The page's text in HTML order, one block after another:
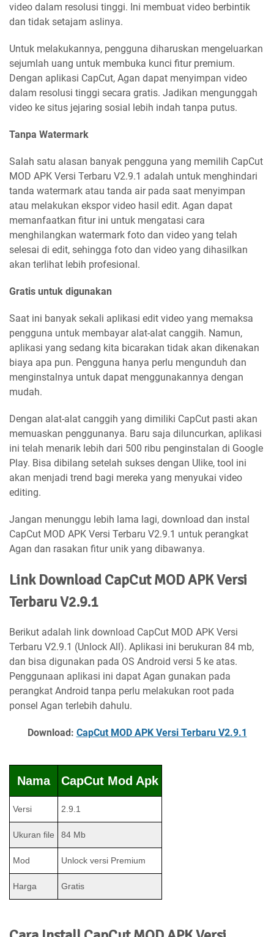
video dalam resolusi tinggi. Ini membuat video berbintik
dan tidak setajam aslinya.
Untuk melakukannya, pengguna diharuskan mengeluarkan
sejumlah uang untuk membuka kunci fitur premium.
Dengan aplikasi CapCut, Agan dapat menyimpan video
dalam resolusi tinggi secara gratis. Jadikan mengunggah
video ke situs jejaring sosial lebih indah tanpa putus.
Tanpa Watermark
Salah satu alasan banyak pengguna yang memilih CapCut
MOD APK Versi Terbaru V2.9.1 adalah untuk menghindari
tanda watermark atau tanda air pada saat menyimpan
atau melakukan ekspor video hasil edit. Agan dapat
memanfaatkan fitur ini untuk mengatasi cara
menghilangkan watermark foto dan video yang telah
selesai di edit, sehingga foto dan video yang dihasilkan
akan terlihat lebih profesional.
Gratis untuk digunakan
Saat ini banyak sekali aplikasi edit video yang memaksa
pengguna untuk membayar alat-alat canggih. Namun,
aplikasi yang sedang kita bicarakan tidak akan dikenakan
biaya apa pun. Pengguna hanya perlu mengunduh dan
menginstalnya untuk dapat menggunakannya dengan
mudah.
Dengan alat-alat canggih yang dimiliki CapCut pasti akan
memuaskan penggunanya. Baru saja diluncurkan, aplikasi
ini telah menarik lebih dari 500 ribu penginstalan di Google
Play. Bisa dibilang setelah sukses dengan Ulike, tool ini
akan menjadi trend bagi mereka yang menyukai video
editing.
Jangan menunggu lebih lama lagi, download dan instal
CapCut MOD APK Versi Terbaru V2.9.1 untuk perangkat
Agan dan rasakan fitur unik yang dibawanya.
Link Download CapCut MOD APK Versi
Terbaru V2.9.1
Berikut adalah link download CapCut MOD APK Versi
Terbaru V2.9.1 (Unlock All). Aplikasi ini berukuran 84 mb,
dan bisa digunakan pada OS Android versi 5 ke atas.
Penggunaan aplikasi ini dapat Agan gunakan pada
perangkat Android tanpa perlu melakukan root pada
ponsel Agan terlebih dahulu.
Download: CapCut MOD APK Versi Terbaru V2.9.1
Nama CapCut Mod Apk
Versi 2.9.1
Ukuran file 84 Mb
Mod Unlock versi Premium
Harga Gratis